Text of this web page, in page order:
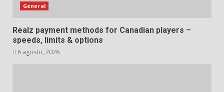
General
Realz payment methods for Canadian players –
speeds, limits & options
6 agosto, 2026